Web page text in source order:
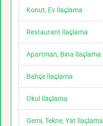
Konut, Ev İlaçlama
Restaurant İlaçlama
Apartman, Bina İlaçlama
Bahçe İlaçlama
Okul İlaçlama
Gemi, Tekne, Yat İlaçlama